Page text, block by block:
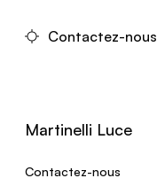
Contactez-nous
Martinelli Luce
Contactez-nous